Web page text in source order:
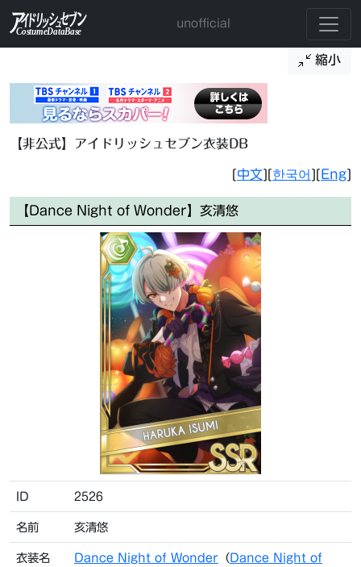
unofficial
縮小
【非公式】アイドリッシュセブン衣装DB
[中文][한국어 ][Eng]
【Dance Night of Wonder】亥清悠
ID 2526
名前 亥清悠
衣装名 Dance Night of Wonder （Dance Night of